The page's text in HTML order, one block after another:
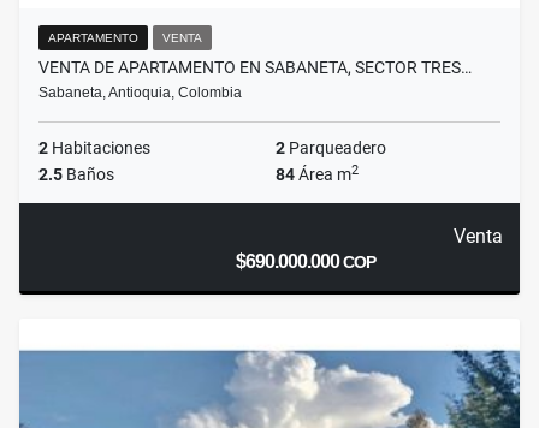
APARTAMENTO VENTA
VENTA DE APARTAMENTO EN SABANETA, SECTOR TRES…
Sabaneta, Antioquia, Colombia
2 Habitaciones 2 Parqueadero
2.5 Baños 84Área m2
Venta
$690.000.000COP